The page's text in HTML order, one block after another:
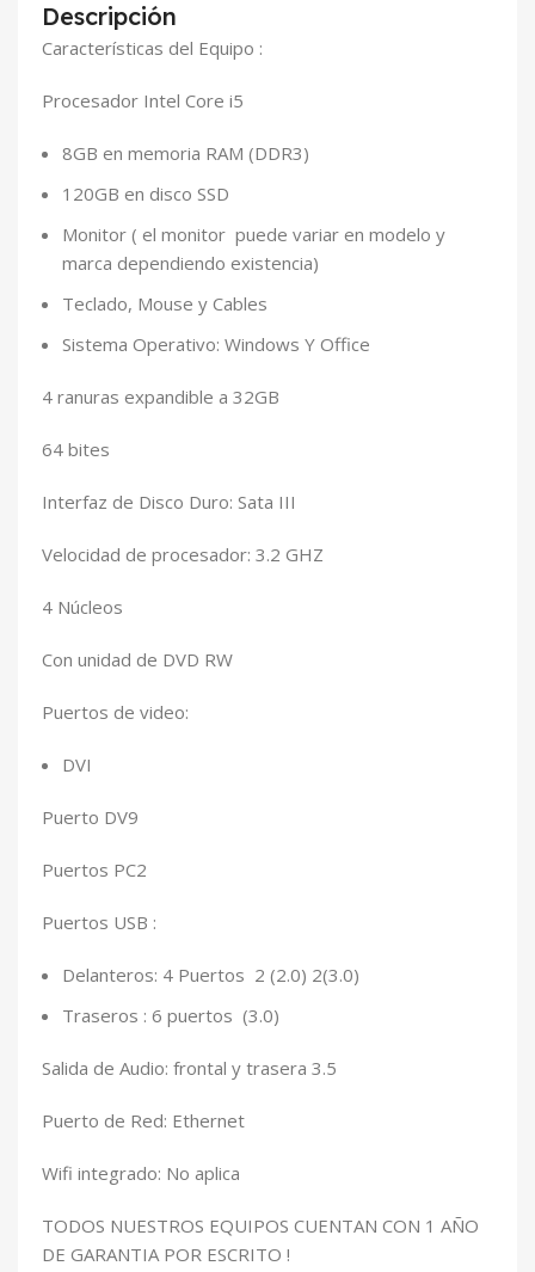
Descripción
Características del Equipo :
Procesador Intel Core i5
8GB en memoria RAM (DDR3)
120GB en disco SSD
Monitor ( el monitor puede variar en modelo y
marca dependiendo existencia)
Teclado, Mouse y Cables
Sistema Operativo: Windows Y Office
4 ranuras expandible a 32GB
64 bites
Interfaz de Disco Duro: Sata III
Velocidad de procesador: 3.2 GHZ
4 Núcleos
Con unidad de DVD RW
Puertos de video:
DVI
Puerto DV9
Puertos PC2
Puertos USB :
Delanteros: 4 Puertos 2 (2.0) 2(3.0)
Traseros : 6 puertos (3.0)
Salida de Audio: frontal y trasera 3.5
Puerto de Red: Ethernet
Wifi integrado: No aplica
TODOS NUESTROS EQUIPOS CUENTAN CON 1 AÑO
DE GARANTIA POR ESCRITO !